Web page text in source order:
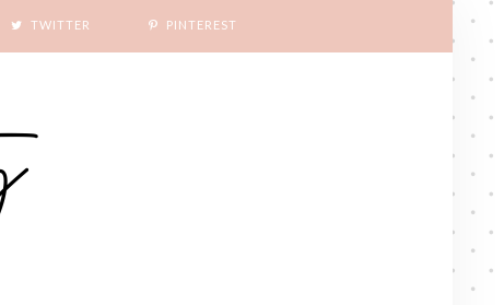
TWITTER PINTEREST